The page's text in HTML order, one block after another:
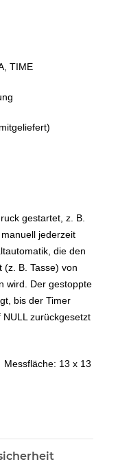
TIME
gestartet, z. B.
jederzeit
die den
(z. B. Tasse) von
wird. Der gestoppte
bis der Timer
zurückgesetzt
13 x 13